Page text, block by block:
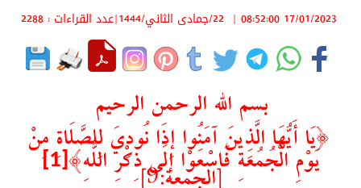
17/01/2023 08:52:00
| 22/جمادى الثاني/1444 |عدد القراءات : 2288
بسم الله الرحمن الرحيم
{يَا أَيُّهَا الَّذِينَ آمَنُوا إِذَا نُودِيَ لِلصَّلَاةِ مِنْ
يَوْمِ الْجُمُعَةِ فَاسْعَوْا إِلَى ذِكْرِ اللَّهِ}
[الجمعة:9]